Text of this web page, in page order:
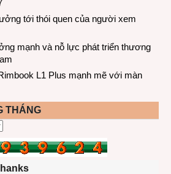
tới thói quen của người xem
mạnh và nỗ lực phát triển thương
L1 Plus mạnh mẽ với màn
THÁNG